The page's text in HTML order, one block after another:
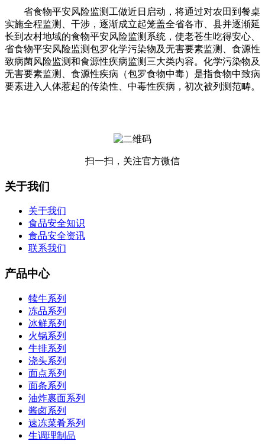
省食物平安风险监测工做近日启动，将通过对农田到餐桌
实施全程监测、干涉，逐渐成立起笼盖全省各市、县并逐渐延
长到农村地域的食物平安风险监测系统，使老苍生吃得安心、
省食物平安风险监测包罗化学污染物及无害要素监测、食源性
致病菌风险监测和食源性疾病监测三大类内容。化学污染物及
无害要素监测、食源性疾病（包罗食物中毒）是指食物中致病
要素进入人体惹起的传染性、中毒性疾病，初次被列测范畴。
扫一扫，关注官方微信
关于我们
关于我们
食品安全知识
食品安全资讯
联系我们
产品中心
犊牛系列
冻品系列
冰鲜系列
火锅系列
牛排系列
浇头系列
面点系列
面条系列
油炸裹面系列
酱卤系列
速冻菜肴系列
生调理制品